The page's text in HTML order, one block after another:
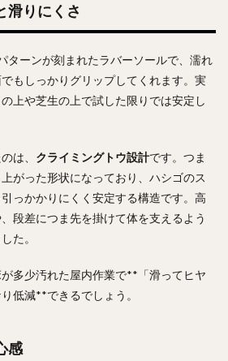
滑りにくさ
ターンが刻まれたラバーソールで、濡れ
もしっかりグリップしてくれます。実
上や芝生の上で試した限りでは安定し
は、 クライミングトウ設計です。つま
がった形状になっており、ハシゴのス
っかかりにくく安定する構造です。高
段差につま先を掛けて体を支えるよう
た。
多少汚れた屋内作業で**「滑ってヒヤ
低減**できるでしょう。
感